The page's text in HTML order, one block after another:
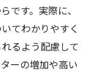
です。実際に、
てわかりやすく
るよう配慮して
ーの増加や高い